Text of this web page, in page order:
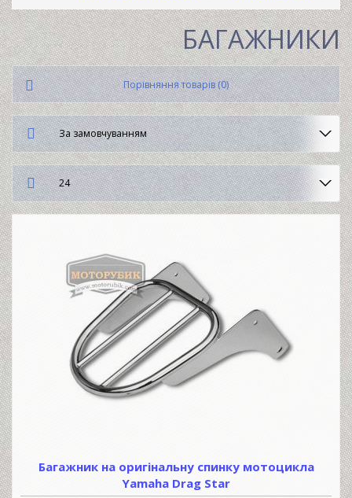
БАГАЖНИКИ
Порівняння товарів (0)
За замовчуванням
24
Багажник на оригінальну спинку мотоцикла
Yamaha Drag Star